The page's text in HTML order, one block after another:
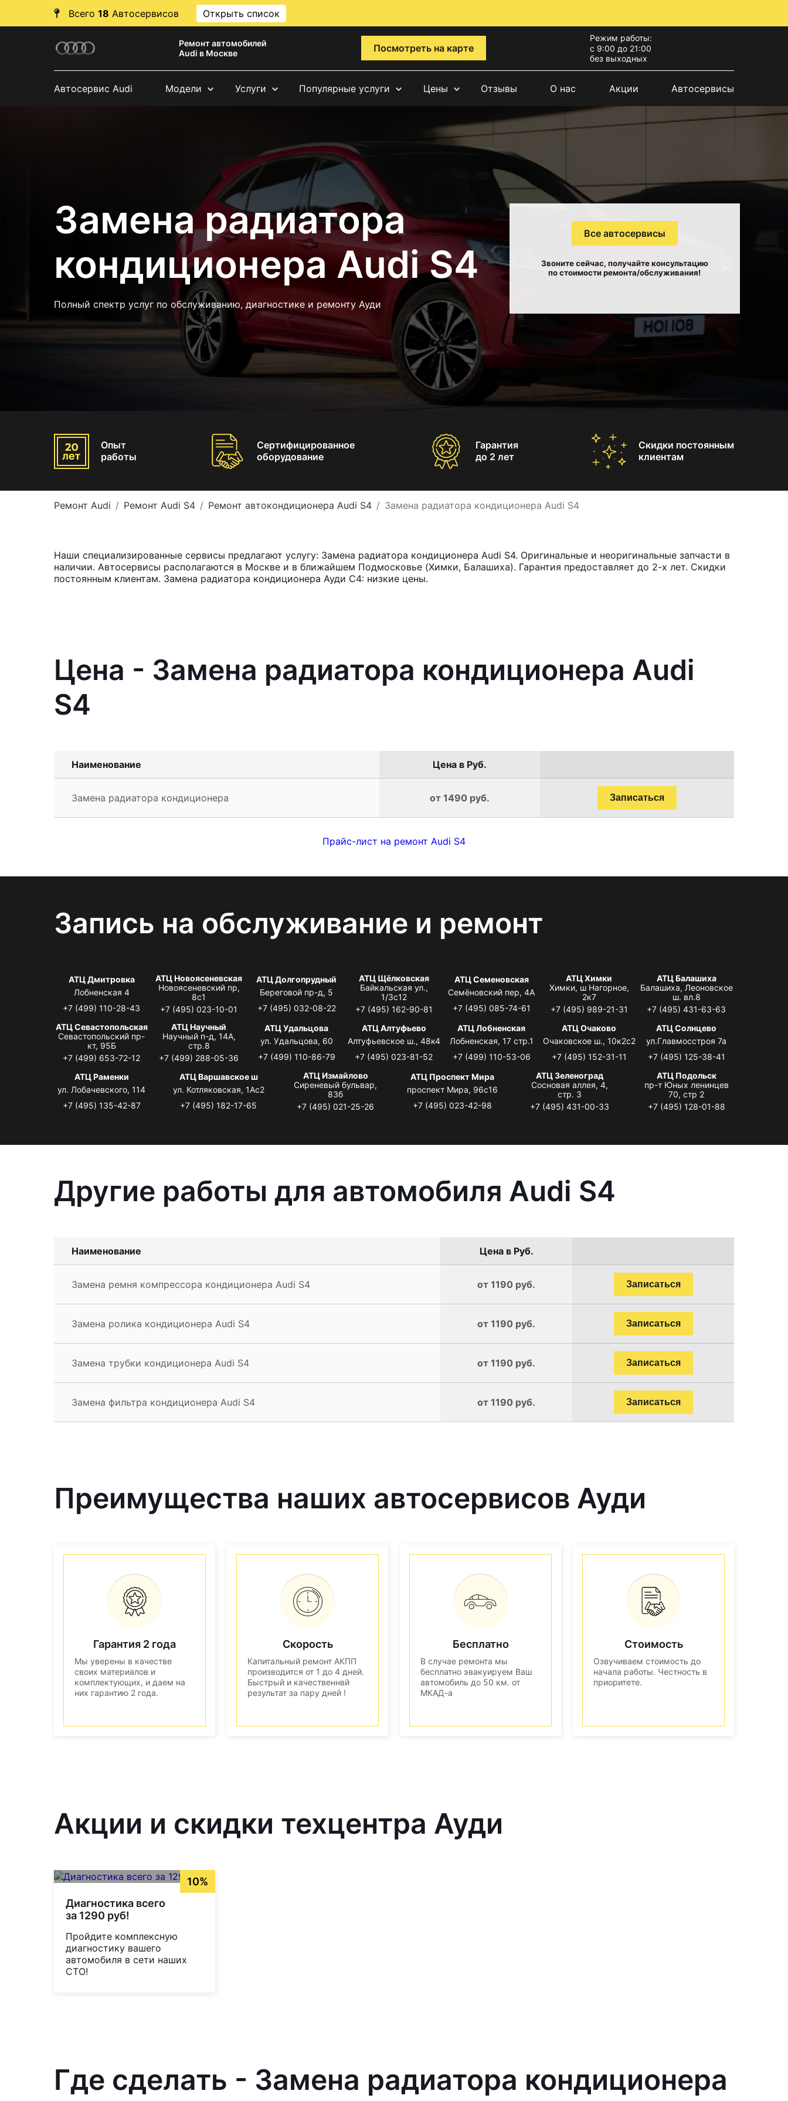
Всего 18 Автосервисов Открыть список
Ремонт автомобилей
Audi в Москве
Посмотреть на карте
Режим работы:
с 9:00 до 21:00
без выходных
Автосервис Audi Модели Услуги Популярные услуги Цены Отзывы О нас Акции Автосервисы
Замена радиатора
кондиционера Audi S4
Полный спектр услуг по обслуживанию, диагностике и ремонту Ауди
Все автосервисы
Звоните сейчас, получайте консультацию
по стоимости ремонта/обслуживания!
Опыт
работы
Сертифицированное
оборудование
Гарантия
до 2 лет
Скидки постоянным
клиентам
Ремонт Audi Ремонт Audi S4 Ремонт автокондиционера Audi S4 Замена радиатора кондиционера Audi S4
Наши специализированные сервисы предлагают услугу: Замена радиатора кондиционера Audi S4. Оригинальные и неоригинальные запчасти в
наличии. Автосервисы располагаются в Москве и в ближайшем Подмосковье (Химки, Балашиха). Гарантия предоставляет до 2-х лет. Скидки
постоянным клиентам. Замена радиатора кондиционера Ауди С4: низкие цены.
Цена - Замена радиатора кондиционера Audi
S4
Наименование Цена в Руб.
Замена радиатора кондиционера от 1490 руб. Записаться
Прайс-лист на ремонт Audi S4
Запись на обслуживание и ремонт
АТЦ Дмитровка
Лобненская 4
+7 (499) 110-28-43
АТЦ Новоясеневская
Новоясеневский пр,
8с1
+7 (495) 023-10-01
АТЦ Долгопрудный
Береговой пр-д, 5
+7 (495) 032-08-22
АТЦ Щёлковская
Байкальская ул.,
1/3с12
+7 (495) 162-90-81
АТЦ Семеновская
Семёновский пер, 4А
+7 (495) 085-74-61
АТЦ Химки
Химки, ш Нагорное,
2к7
+7 (495) 989-21-31
АТЦ Балашиха
Балашиха, Леоновское
ш. вл.8
+7 (495) 431-63-63
АТЦ Севастопольская
Севастопольский пр-
кт, 95Б
+7 (499) 653-72-12
АТЦ Научный
Научный п-д, 14А,
стр.8
+7 (499) 288-05-36
АТЦ Удальцова
ул. Удальцова, 60
+7 (499) 110-86-79
АТЦ Алтуфьево
Алтуфьевское ш., 48к4
+7 (495) 023-81-52
АТЦ Лобненская
Лобненская, 17 стр.1
+7 (499) 110-53-06
АТЦ Очаково
Очаковское ш., 10к2с2
+7 (495) 152-31-11
АТЦ Солнцево
ул.Главмосстроя 7а
+7 (495) 125-38-41
АТЦ Раменки
ул. Лобачевского, 114
+7 (495) 135-42-87
АТЦ Варшавское ш
ул. Котляковская, 1Ас2
+7 (495) 182-17-65
АТЦ Измайлово
Сиреневый бульвар,
83б
+7 (495) 021-25-26
АТЦ Проспект Мира
проспект Мира, 96с16
+7 (495) 023-42-98
АТЦ Зеленоград
Сосновая аллея, 4,
стр. 3
+7 (495) 431-00-33
АТЦ Подольск
пр-т Юных ленинцев
70, стр 2
+7 (495) 128-01-88
Другие работы для автомобиля Audi S4
Наименование Цена в Руб.
Замена ремня компрессора кондиционера Audi S4 от 1190 руб. Записаться
Замена ролика кондиционера Audi S4 от 1190 руб. Записаться
Замена трубки кондиционера Audi S4 от 1190 руб. Записаться
Замена фильтра кондиционера Audi S4 от 1190 руб. Записаться
Преимущества наших автосервисов Ауди
Гарантия 2 года
Мы уверены в качестве
своих материалов и
комплектующих, и даем на
них гарантию 2 года.
Скорость
Капитальный ремонт АКПП
производится от 1 до 4 дней.
Быстрый и качественнвй
результат за пару дней !
Бесплатно
В случае ремонта мы
бесплатно эвакуируем Ваш
автомобиль до 50 км. от
МКАД-а
Стоимость
Озвучиваем стоимость до
начала работы. Честность в
приоритете.
Акции и скидки техцентра Ауди
10%
Диагностика всего
за 1290 руб!
Пройдите комплексную
диагностику вашего
автомобиля в сети наших
СТО!
Где сделать - Замена радиатора кондиционера